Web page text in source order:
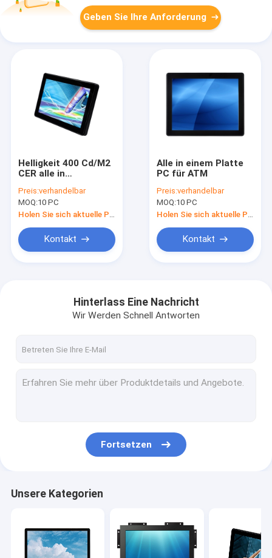
Startseite
Über uns
Geben Sie Ihre Anforderung
Helligkeit 400 Cd/M2
CER alle in
ODM-Touch Screen
AIO Desktop
Preis:verhandelbar
MOQ:10 PC
Kontakt
Alle in einem Platte
PC für ATM
Preis:verhandelbar
MOQ:10 PC
Kontakt
Hinterlass Eine Nachricht
Wir Werden Schnell Antworten
Fortsetzen
Unsere Kategorien